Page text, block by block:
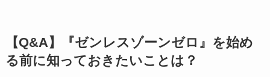
【Q&A】『ゼンレスゾーンゼロ』を始め
る前に知っておきたいことは？